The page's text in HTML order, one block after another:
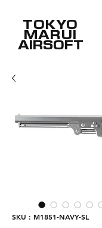
TOKYO
MARUI
AIRSOFT
SKU : M1851-NAVY-SL